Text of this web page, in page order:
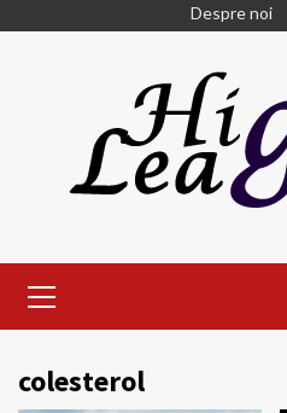
Despre noi
Menu
colesterol